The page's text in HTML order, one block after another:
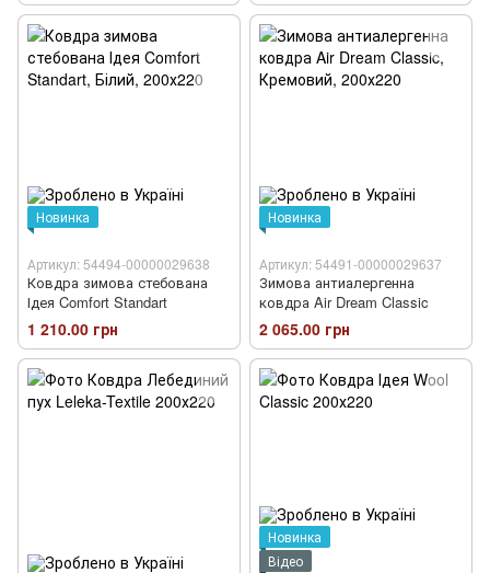
Новинка
Артикул: 54494-00000029638
Ковдра зимова стебована
Ідея Comfort Standart
1 210.00 грн
Новинка
Артикул: 54491-00000029637
Зимова антиалергенна
ковдра Air Dream Classic
2 065.00 грн
Новинка
Відео